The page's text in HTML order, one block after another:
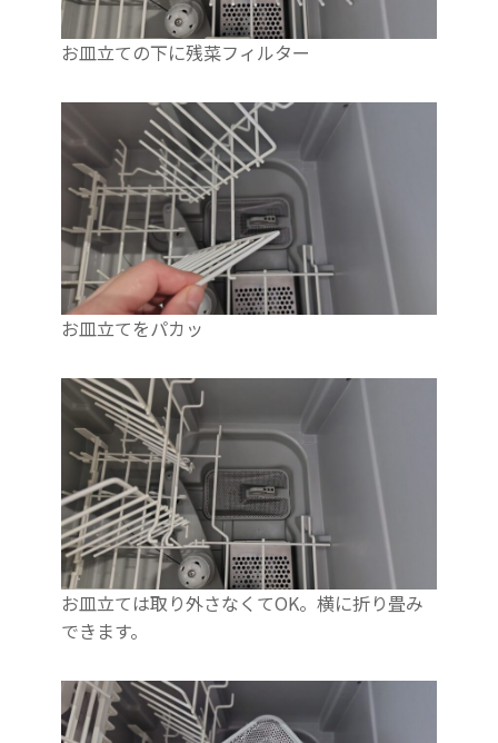
お皿立ての下に残菜フィルター
お皿立てをパカッ
お皿立ては取り外さなくてOK。横に折り畳み
できます。